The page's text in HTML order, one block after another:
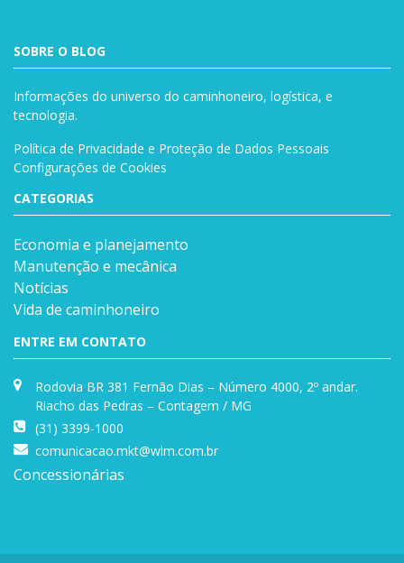
SOBRE O BLOG
Informações do universo do caminhoneiro, logística, e
tecnologia.
Política de Privacidade e Proteção de Dados Pessoais
Configurações de Cookies
CATEGORIAS
Economia e planejamento
Manutenção e mecânica
Notícias
Vida de caminhoneiro
ENTRE EM CONTATO
Rodovia BR 381 Fernão Dias – Número 4000, 2º andar.
Riacho das Pedras – Contagem / MG
(31) 3399-1000
comunicacao.mkt@wlm.com.br
Concessionárias